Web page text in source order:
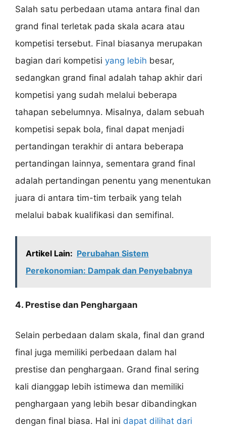
Salah satu perbedaan utama antara final dan
grand final terletak pada skala acara atau
kompetisi tersebut. Final biasanya merupakan
bagian dari kompetisi yang lebih besar,
sedangkan grand final adalah tahap akhir dari
kompetisi yang sudah melalui beberapa
tahapan sebelumnya. Misalnya, dalam sebuah
kompetisi sepak bola, final dapat menjadi
pertandingan terakhir di antara beberapa
pertandingan lainnya, sementara grand final
adalah pertandingan penentu yang menentukan
juara di antara tim-tim terbaik yang telah
melalui babak kualifikasi dan semifinal.
Artikel Lain: Perubahan Sistem
Perekonomian: Dampak dan Penyebabnya
4. Prestise dan Penghargaan
Selain perbedaan dalam skala, final dan grand
final juga memiliki perbedaan dalam hal
prestise dan penghargaan. Grand final sering
kali dianggap lebih istimewa dan memiliki
penghargaan yang lebih besar dibandingkan
dengan final biasa. Hal ini dapat dilihat dari